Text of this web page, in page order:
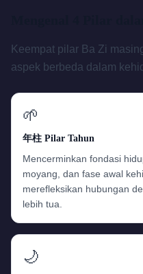
Keempat pilar Ba Zi
aspek berbeda dalam
🌱
年柱 Pilar Tahun
Mencerminkan fondasi
moyang, dan fase awal
merefleksikan hubungan
lebih tua.
🌙